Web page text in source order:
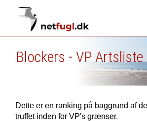
Blockers - VP Artsliste
Dette er en ranking på baggrund af
truffet inden for VP's grænser.